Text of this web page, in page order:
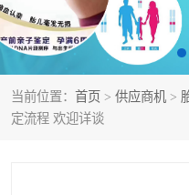
当前位置： 首页 > 供应商机 >
定流程 欢迎详谈
隐私亲子鉴定
孕期亲子鉴定